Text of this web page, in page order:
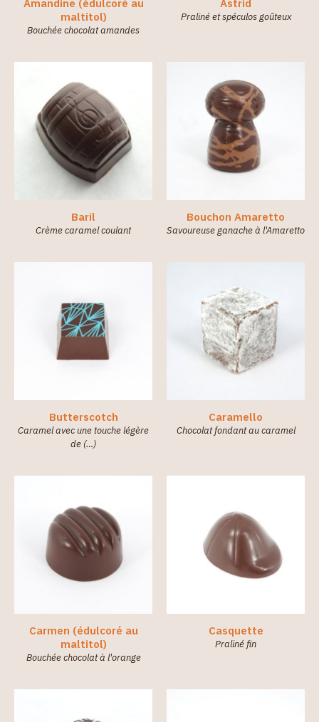
Édulcoré
maltitol
Amandine (édulcoré au
maltitol)
Bouchée chocolat amandes
Astrid
Praliné et spéculos goûteux
Baril
Crème caramel coulant
Bouchon Amaretto
Savoureuse ganache à l'Amaretto
Butterscotch
Caramel avec une touche légère
de (…)
Caramello
Chocolat fondant au caramel
Carmen (édulcoré au
maltitol)
Bouchée chocolat à l'orange
Casquette
Praliné fin